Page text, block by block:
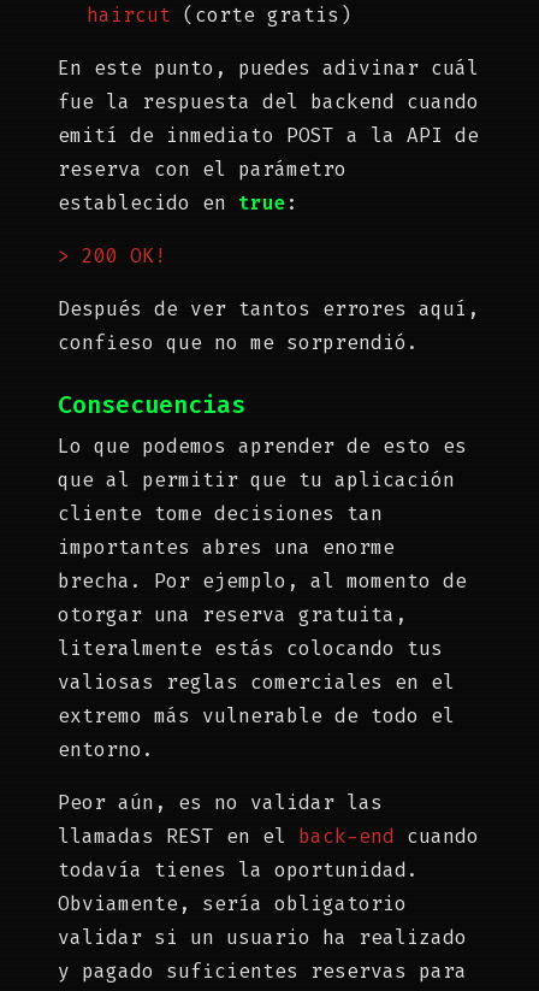
haircut (corte gratis)
En este punto, puedes adivinar cuál
fue la respuesta del backend cuando
emití de inmediato POST a la API de
reserva con el parámetro
establecido en true:
> 200 OK!
Después de ver tantos errores aquí,
confieso que no me sorprendió.
Consecuencias
Lo que podemos aprender de esto es
que al permitir que tu aplicación
cliente tome decisiones tan
importantes abres una enorme
brecha. Por ejemplo, al momento de
otorgar una reserva gratuita,
literalmente estás colocando tus
valiosas reglas comerciales en el
extremo más vulnerable de todo el
entorno.
Peor aún, es no validar las
llamadas REST en el back-end cuando
todavía tienes la oportunidad.
Obviamente, sería obligatorio
validar si un usuario ha realizado
y pagado suficientes reservas para